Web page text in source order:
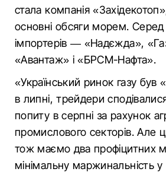
стала компанія
основні обсяги морем.
імпортерів — «Надєжда»,
«Авантаж» і «БРСМ-Нафта».
«Український ринок газу
в липні, трейдери
попиту в серпні за рахунок
промислового секторів. Але
тож маємо два профіцитних
мінімальну маржинальність